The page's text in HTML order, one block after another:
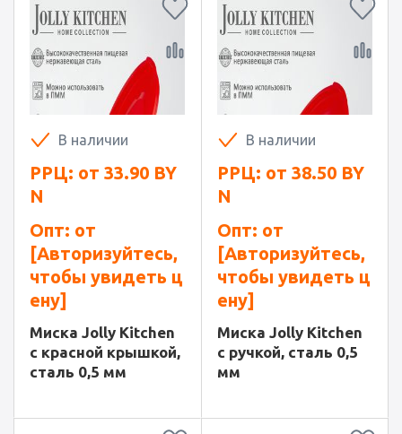
В наличии
РРЦ: от 33.90 BY
N
Опт: от
[Авторизуйтесь,
чтобы увидеть ц
ену]
Миска Jolly Kitchen
с красной крышкой,
сталь 0,5 мм
В наличии
РРЦ: от 38.50 BY
N
Опт: от
[Авторизуйтесь,
чтобы увидеть ц
ену]
Миска Jolly Kitchen
с ручкой, сталь 0,5
мм